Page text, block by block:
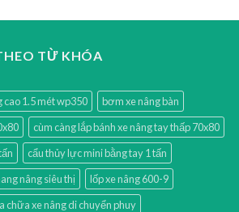
TỪ KHÓA
1.5 mét wp350
bơm xe nâng bàn
cùm càng lắp bánh xe nâng tay thấp 70x80
cẩu thủy lực mini bằng tay 1 tấn
nâng siêu thị
lốp xe nâng 600-9
chữa xe nâng di chuyển phuy